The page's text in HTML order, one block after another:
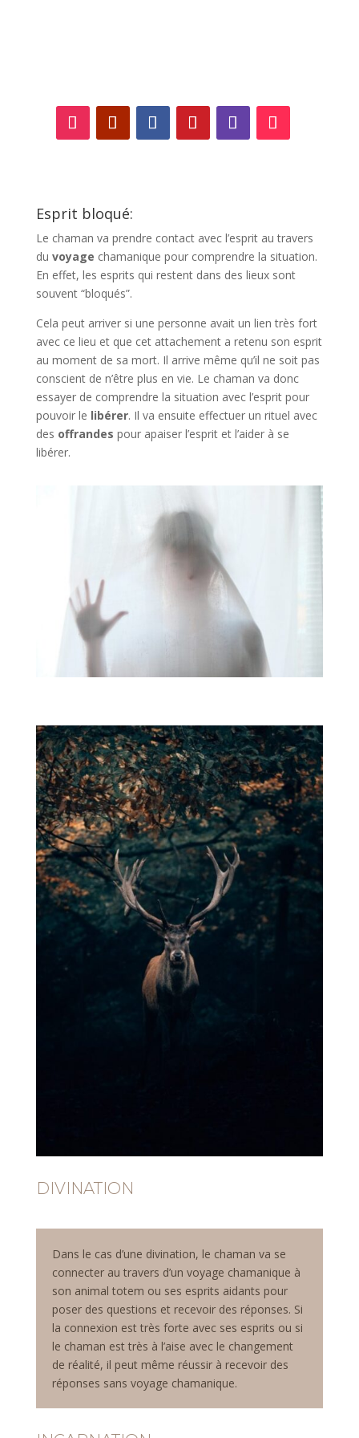
Esprit bloqué:
Le chaman va prendre contact avec l’esprit au travers
du voyage chamanique pour comprendre la situation.
En effet, les esprits qui restent dans des lieux sont
souvent “bloqués”.
Cela peut arriver si une personne avait un lien très fort
avec ce lieu et que cet attachement a retenu son esprit
au moment de sa mort. Il arrive même qu’il ne soit pas
conscient de n’être plus en vie. Le chaman va donc
essayer de comprendre la situation avec l’esprit pour
pouvoir le libérer. Il va ensuite effectuer un rituel avec
des offrandes pour apaiser l’esprit et l’aider à se
libérer.
DIVINATION
Dans le cas d’une divination, le chaman va se
connecter au travers d’un voyage chamanique à
son animal totem ou ses esprits aidants pour
poser des questions et recevoir des réponses. Si
la connexion est très forte avec ses esprits ou si
le chaman est très à l’aise avec le changement
de réalité, il peut même réussir à recevoir des
réponses sans voyage chamanique.